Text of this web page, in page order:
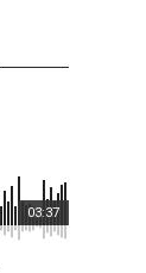
03:37